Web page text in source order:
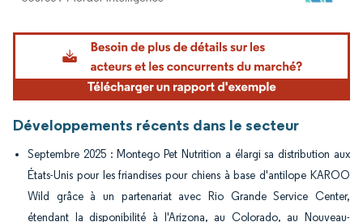
Image © Mordor Intelligence. La réutilisation nécessite une attribution sous CC BY
Développements récents dans le secteur
Septembre 2025 : Montego Pet Nutrition a élargi sa distribution aux
États-Unis pour les friandises pour chiens à base d'antilope KAROO
Wild grâce à un partenariat avec Rio Grande Service Center,
étendant la disponibilité à l'Arizona, au Colorado, au Nouveau-